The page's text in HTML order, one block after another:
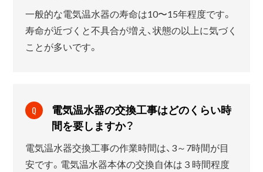
一般的な電気温水器の寿命は10〜15年程度です。
寿命が近づくと不具合が増え、状態の以上に気づく
ことが多いです。
Q
電気温水器の交換工事はどのくらい時
間を要しますか？
電気温水器交換工事の作業時間は、3～7時間が目
安です。電気温水器本体の交換自体は３時間程度